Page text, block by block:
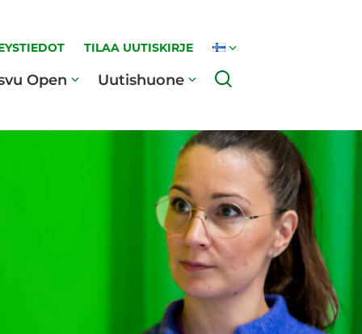
TILAA UUTISKIRJE
Open Uutishuone